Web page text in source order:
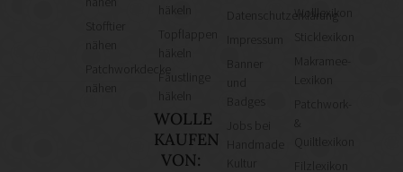
Stofftier
Patchworkdecke
häkeln
Topflappen
häkeln
Fäustlinge
häkeln
WOLLE
KAUFEN
VON:
Datenschutzerklärung
Kultur
Wolllexikon
Sticklexikon
Makramee-
Lexikon
Patchwork-
&
Quiltlexikon